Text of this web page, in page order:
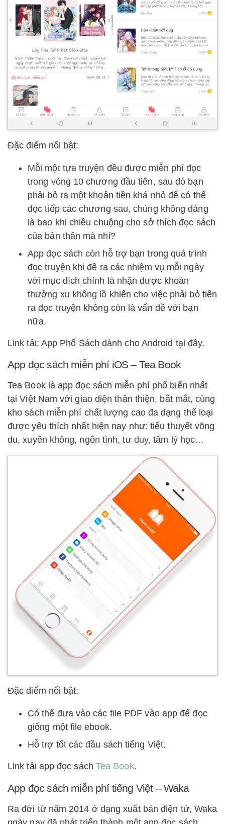
Đặc điểm nổi bật:
Mỗi một tựa truyện đều được miễn phí đọc
trong vòng 10 chương đầu tiên, sau đó bạn
phải bỏ ra một khoản tiền khá nhỏ để có thể
đọc tiếp các chương sau, chúng không đáng
là bao khi chiều chuộng cho sở thích đọc sách
của bản thân mà nhỉ?
App đọc sách còn hỗ trợ bạn trong quá trình
đọc truyện khi đề ra các nhiệm vụ mỗi ngày
với mục đích chính là nhận được khoản
thưởng xu khổng lồ khiến cho việc phải bỏ tiền
ra đọc truyện không còn là vấn đề với bạn
nữa.
Link tải: App Phố Sách dành cho Android tại đây.
App đọc sách miễn phí iOS – Tea Book
Tea Book là app đọc sách miễn phí phổ biến nhất
tại Việt Nam với giao diện thân thiện, bắt mắt, cùng
kho sách miễn phí chất lượng cao đa dạng thể loại
được yêu thích nhất hiện nay như: tiểu thuyết võng
du, xuyên không, ngôn tình, tư duy, tâm lý học…
Đặc điểm nổi bật:
Có thể đưa vào các file PDF vào app để đọc
giống một file ebook.
Hỗ trợ tốt các đầu sách tiếng Việt.
Link tải app đọc sách Tea Book.
App đọc sách miễn phí tiếng Việt – Waka
Ra đời từ năm 2014 ở dạng xuất bản điện tử, Waka